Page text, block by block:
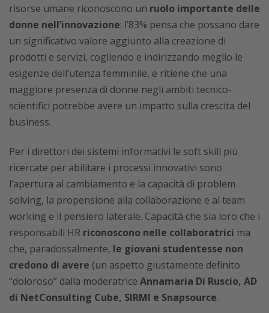
risorse umane riconoscono un ruolo importante delle
donne nell’innovazione: l’83% pensa che possano dare
un significativo valore aggiunto alla creazione di
prodotti e servizi, cogliendo e indirizzando meglio le
esigenze dell’utenza femminile, e ritiene che una
maggiore presenza di donne negli ambiti tecnico-
scientifici potrebbe avere un impatto sulla crescita del
business.
Per i direttori dei sistemi informativi le soft skill più
ricercate per abilitare i processi innovativi sono
l’apertura al cambiamento e la capacità di problem
solving, la propensione alla collaborazione e al team
working e il pensiero laterale. Capacità che sia loro che i
responsabili HR riconoscono nelle collaboratrici ma
che, paradossalmente, le giovani studentesse non
credono di avere (un aspetto giustamente definito
“doloroso” dalla moderatrice Annamaria Di Ruscio, AD
di NetConsulting Cube, SIRMI e Snapsource.